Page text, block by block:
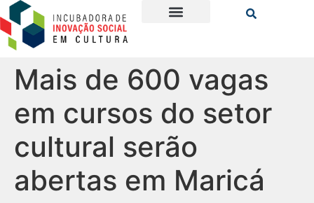
Mais de 600 vagas
em cursos do setor
cultural serão
abertas em Maricá